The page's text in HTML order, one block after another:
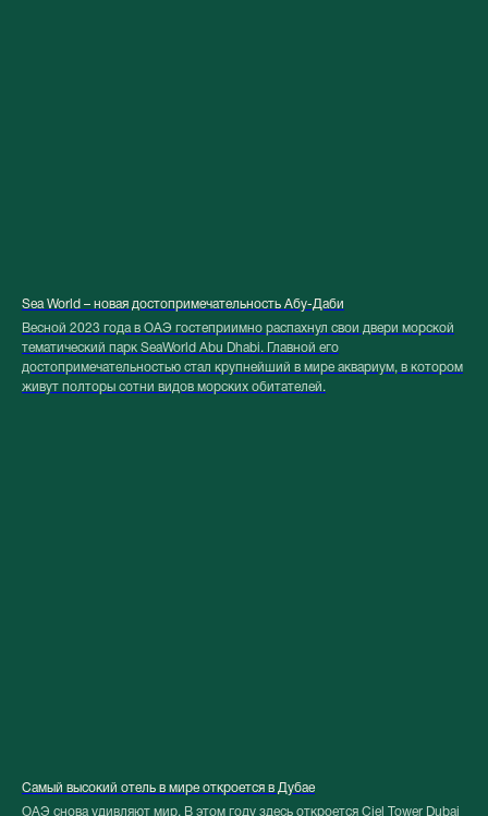
Sea World – новая достопримечательность Абу-Даби
Весной 2023 года в ОАЭ гостеприимно распахнул свои двери морской
тематический парк SeaWorld Abu Dhabi. Главной его
достопримечательностью стал крупнейший в мире аквариум, в котором
живут полторы сотни видов морских обитателей.
Самый высокий отель в мире откроется в Дубае
ОАЭ снова удивляют мир. В этом году здесь откроется Ciel Tower Dubai